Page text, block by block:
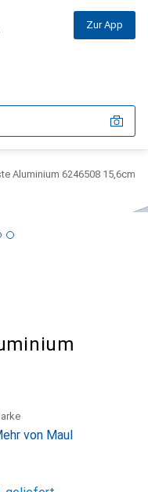
Zur App
Aluminium 6246508 15,6cm
von Maul